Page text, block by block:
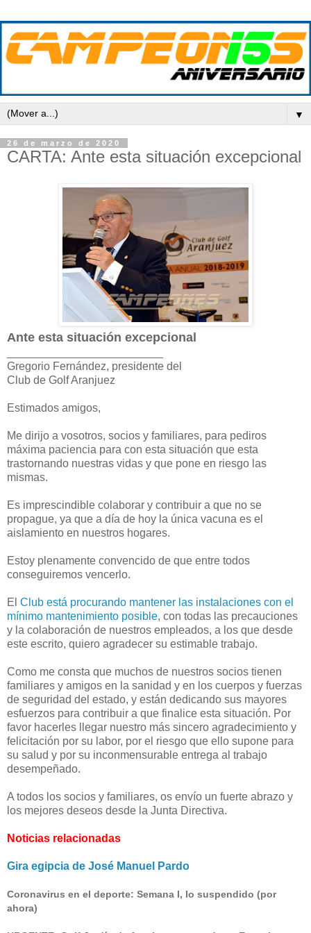
▼
26 de marzo de 2020
CARTA: Ante esta situación excepcional
Ante esta situación excepcional
Gregorio Fernández, presidente del
Club de Golf Aranjuez
Estimados amigos,
Me dirijo a vosotros, socios y familiares, para pediros
máxima paciencia para con esta situación que esta
trastornando nuestras vidas y que pone en riesgo las
mismas.
Es imprescindible colaborar y contribuir a que no se
propague, ya que a día de hoy la única vacuna es el
aislamiento en nuestros hogares.
Estoy plenamente convencido de que entre todos
conseguiremos vencerlo.
El Club está procurando mantener las instalaciones con el
mínimo mantenimiento posible, con todas las precauciones
y la colaboración de nuestros empleados, a los que desde
este escrito, quiero agradecer su estimable trabajo.
Como me consta que muchos de nuestros socios tienen
familiares y amigos en la sanidad y en los cuerpos y fuerzas
de seguridad del estado, y están dedicando sus mayores
esfuerzos para contribuir a que finalice esta situación. Por
favor hacerles llegar nuestro más sincero agradecimiento y
felicitación por su labor, por el riesgo que ello supone para
su salud y por su inconmensurable entrega al trabajo
desempeñado.
A todos los socios y familiares, os envío un fuerte abrazo y
los mejores deseos desde la Junta Directiva.
Noticias relacionadas
Gira egipcia de José Manuel Pardo
Coronavirus en el deporte: Semana I, lo suspendido (por
ahora)